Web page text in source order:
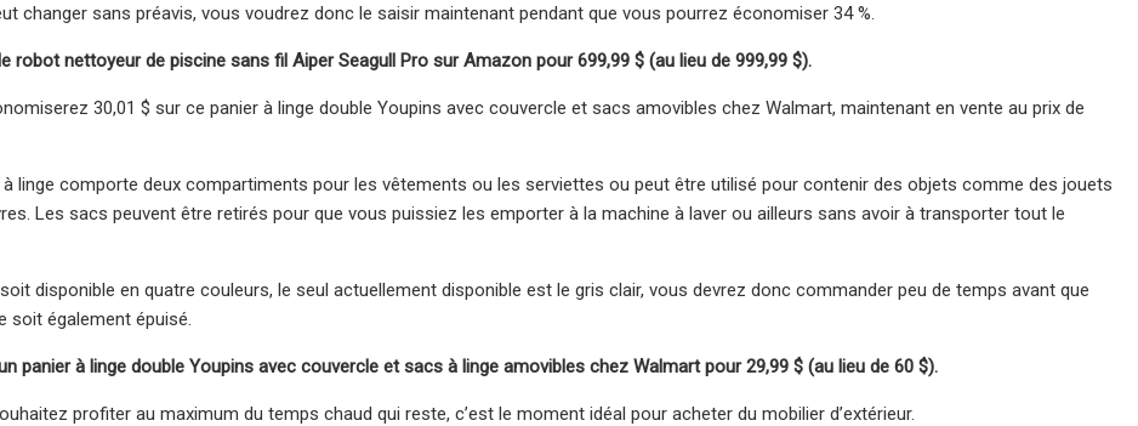
changer sans préavis, vous voudrez donc le saisir maintenant pendant que vous pourrez économiser 34 %.
robot nettoyeur de piscine sans fil Aiper Seagull Pro sur Amazon pour 699,99 $ (au lieu de 999,99 $).
30,01 $ sur ce panier à linge double Youpins avec couvercle et sacs amovibles chez Walmart, maintenant en vente au prix de
à linge comporte deux compartiments pour les vêtements ou les serviettes ou peut être utilisé pour contenir des objets comme des jouets
Les sacs peuvent être retirés pour que vous puissiez les emporter à la machine à laver ou ailleurs sans avoir à transporter tout le
disponible en quatre couleurs, le seul actuellement disponible est le gris clair, vous devrez donc commander peu de temps avant que
soit également épuisé.
panier à linge double Youpins avec couvercle et sacs à linge amovibles chez Walmart pour 29,99 $ (au lieu de 60 $).
profiter au maximum du temps chaud qui reste, c’est le moment idéal pour acheter du mobilier d’extérieur.